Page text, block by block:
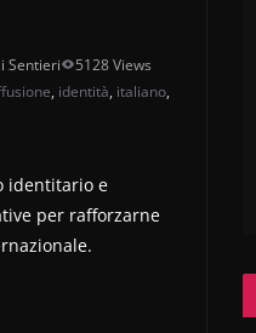
Sentieri
5128 Views
, identità, italiano,
identitario e
per rafforzarne